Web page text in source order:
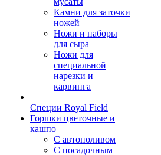
Камни для заточки
ножей
Ножи и наборы
для сыра
Ножи для
специальной
нарезки и
карвинга
Специи Royal Field
Горшки цветочные и
кашпо
С автополивом
С посадочным